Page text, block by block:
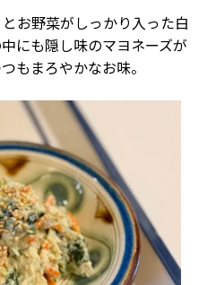
お野菜がしっかり入った白
にも隠し味のマヨネーズが
もまろやかなお味。